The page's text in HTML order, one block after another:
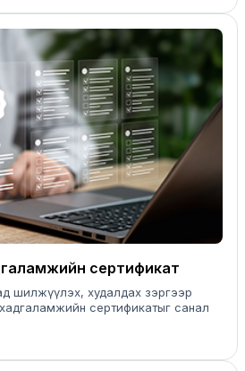
сертификат
шилжүүлэх, худалдах зэргээр
хадгаламжийн сертификатыг санал